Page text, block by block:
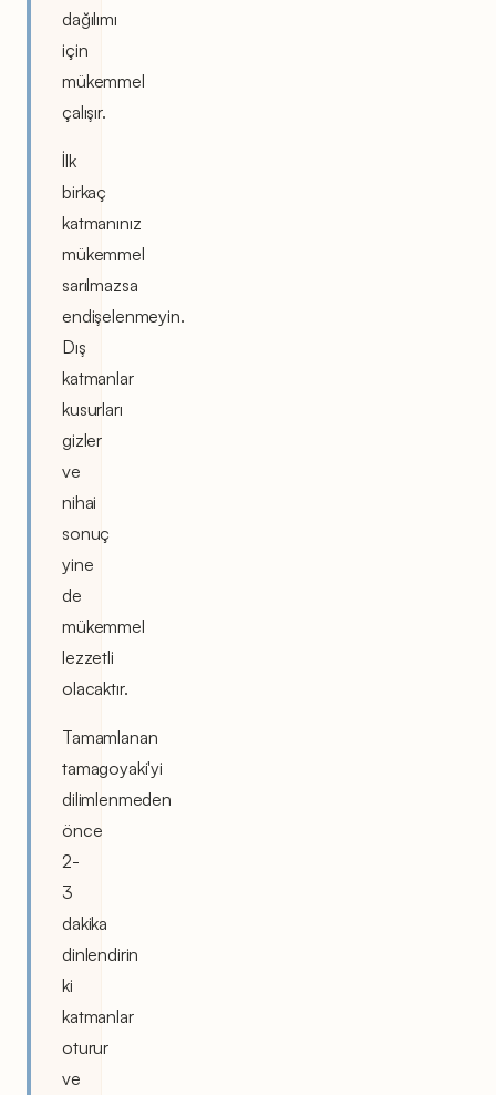
dağılımı
için
mükemmel
çalışır.
İlk
birkaç
katmanınız
mükemmel
sarılmazsa
endişelenmeyin.
Dış
katmanlar
kusurları
gizler
ve
nihai
sonuç
yine
de
mükemmel
lezzetli
olacaktır.
Tamamlanan
tamagoyaki'yi
dilimlenmeden
önce
2-
3
dakika
dinlendirin
ki
katmanlar
oturur
ve